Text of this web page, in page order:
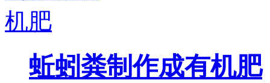
蚯蚓粪制作成有机肥